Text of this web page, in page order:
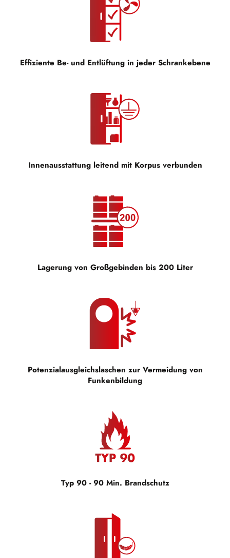
Effiziente Be- und Entlüftung in jeder Schrankebene
Innenausstattung leitend mit Korpus verbunden
Lagerung von Großgebinden bis 200 Liter
Potenzialausgleichslaschen zur Vermeidung von
Funkenbildung
Typ 90 - 90 Min. Brandschutz